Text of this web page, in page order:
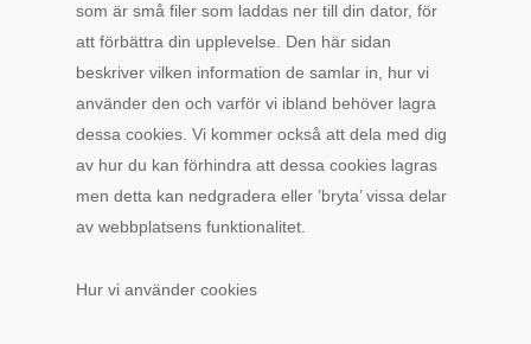
som är små filer som laddas ner till din dator, för
att förbättra din upplevelse. Den här sidan
beskriver vilken information de samlar in, hur vi
använder den och varför vi ibland behöver lagra
dessa cookies. Vi kommer också att dela med dig
av hur du kan förhindra att dessa cookies lagras
men detta kan nedgradera eller ’bryta’ vissa delar
av webbplatsens funktionalitet.
Hur vi använder cookies